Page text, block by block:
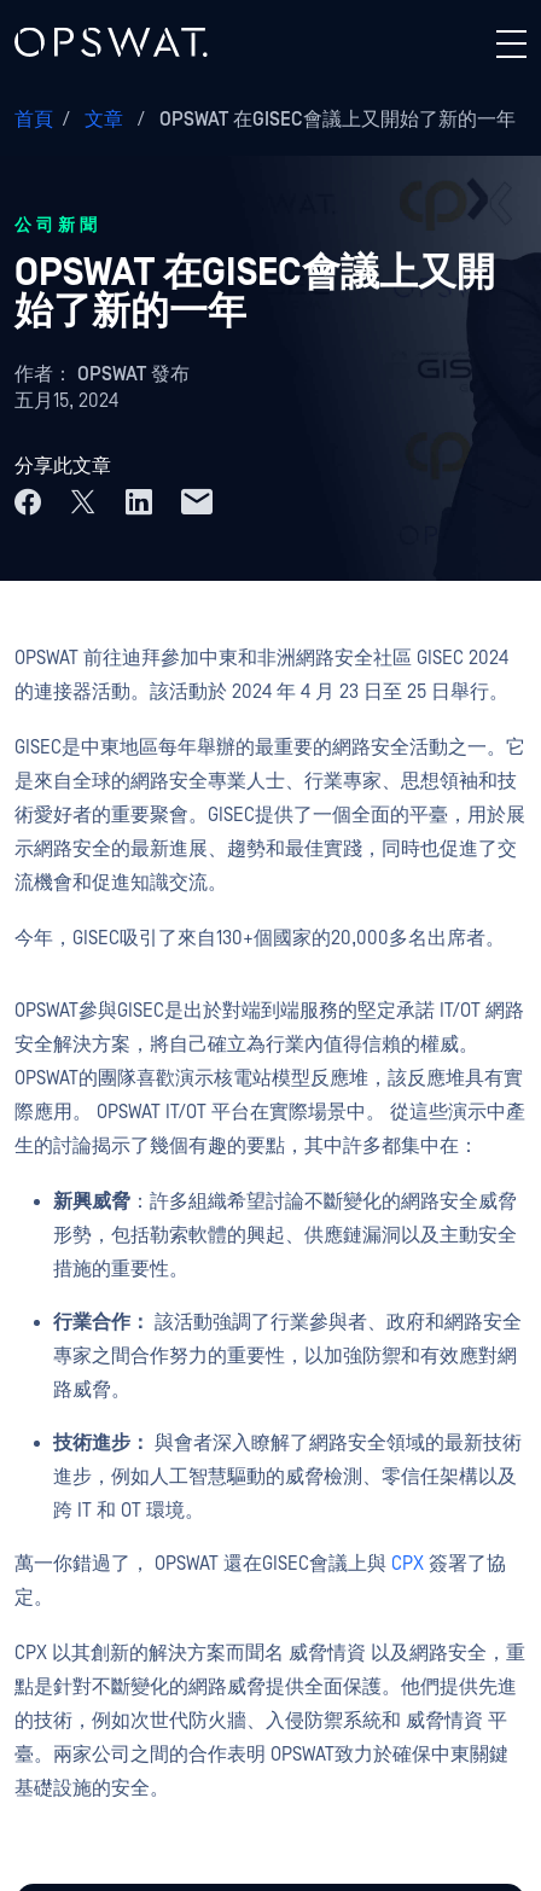
首頁 / 文章 / OPSWAT 在GISEC會議上又開始了新的一年
公司新聞
OPSWAT 在GISEC會議上又開
始了新的一年
作者： OPSWAT 發布
五月15, 2024
分享此文章
OPSWAT 前往迪拜參加中東和非洲網路安全社區 GISEC 2024
的連接器活動。該活動於 2024 年 4 月 23 日至 25 日舉行。
GISEC是中東地區每年舉辦的最重要的網路安全活動之一。它
是來自全球的網路安全專業人士、行業專家、思想領袖和技
術愛好者的重要聚會。GISEC提供了一個全面的平臺，用於展
示網路安全的最新進展、趨勢和最佳實踐，同時也促進了交
流機會和促進知識交流。
今年，GISEC吸引了來自130+個國家的20,000多名出席者。
OPSWAT參與GISEC是出於對端到端服務的堅定承諾 IT/OT 網路
安全解決方案，將自己確立為行業內值得信賴的權威。
OPSWAT的團隊喜歡演示核電站模型反應堆，該反應堆具有實
際應用。 OPSWAT IT/OT 平台在實際場景中。 從這些演示中產
生的討論揭示了幾個有趣的要點，其中許多都集中在：
新興威脅 ：許多組織希望討論不斷變化的網路安全威脅
形勢，包括勒索軟體的興起、供應鏈漏洞以及主動安全
措施的重要性。
行業合作： 該活動強調了行業參與者、政府和網路安全
專家之間合作努力的重要性，以加強防禦和有效應對網
路威脅。
技術進步： 與會者深入瞭解了網路安全領域的最新技術
進步，例如人工智慧驅動的威脅檢測、零信任架構以及
跨 IT 和 OT 環境。
萬一你錯過了， OPSWAT 還在GISEC會議上與 CPX 簽署了協
定。
CPX 以其創新的解決方案而聞名 威脅情資 以及網路安全，重
點是針對不斷變化的網路威脅提供全面保護。他們提供先進
的技術，例如次世代防火牆、入侵防禦系統和 威脅情資 平
臺。兩家公司之間的合作表明 OPSWAT致力於確保中東關鍵
基礎設施的安全。